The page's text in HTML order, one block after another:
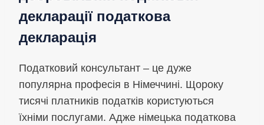
декларації податкова
декларація
Податковий консультант – це дуже
популярна професія в Німеччині. Щороку
тисячі платників податків користуються
їхніми послугами. Адже німецька податкова